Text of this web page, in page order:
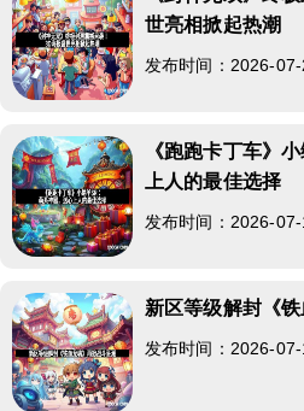
世亮相掀起热潮
发布时间：2026-
《跑跑卡丁车》
上人的最佳选择
发布时间：2026-
新区等级解封《
发布时间：2026-